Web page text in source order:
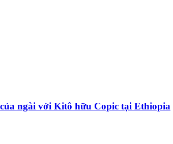
ngài với Kitô hữu Copic tại Ethiopia